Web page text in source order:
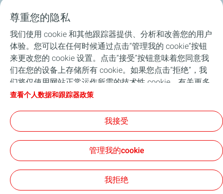
产品介绍
ANAC润滑油分析服务
养护知识
品牌与赛事运动
个人信息保护和Cookies声明
尊重您的隐私
我们使用 cookie 和其他跟踪器提供、分析和改善您的用户
体验。您可以在任何时候通过点击“管理我的 cookie”按钮
来更改您的 cookie 设置。点击“接受”按钮意味着您同意我
们在您的设备上存储所有 cookie。如果您点击“拒绝”，我
们将仅使用网站正常运作所需的技术性 cookie。有关更多
信息，请参阅 “个人数据和跟踪器政策”页面。
查看个人数据和跟踪器政策
我接受
管理我的cookie
我拒绝